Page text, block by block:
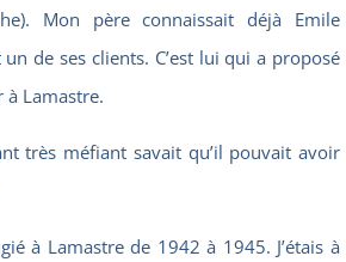
Mon père connaissait déjà Emile
de ses clients. C’est lui qui a proposé
à Lamastre.
très méfiant savait qu’il pouvait avoir
à Lamastre de 1942 à 1945. J’étais à